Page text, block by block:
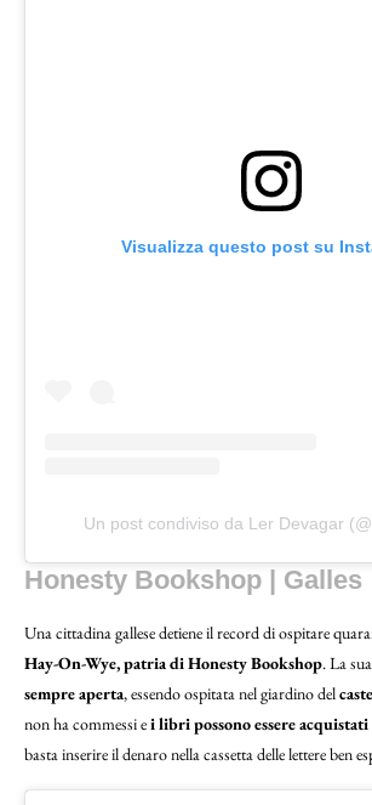
Visualizza questo post su
Un post condiviso da Ler Devagar
Honesty Bookshop | Galles
Una cittadina gallese detiene il record di ospitare
Hay-On-Wye, patria di Honesty Bookshop. La
sempre aperta, essendo ospitata nel giardino del
non ha commessi ei libri possono essere
basta inserire il denaro nella cassetta delle lettere ben